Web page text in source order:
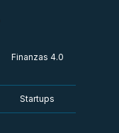
Finanzas 4.0
Startups